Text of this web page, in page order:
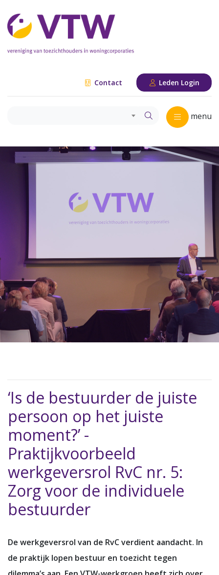
Contact Leden Login
menu
‘Is de bestuurder de juiste
persoon op het juiste
moment?’ -
Praktijkvoorbeeld
werkgeversrol RvC nr. 5:
Zorg voor de individuele
bestuurder
De werkgeversrol van de RvC verdient aandacht. In
de praktijk lopen bestuur en toezicht tegen